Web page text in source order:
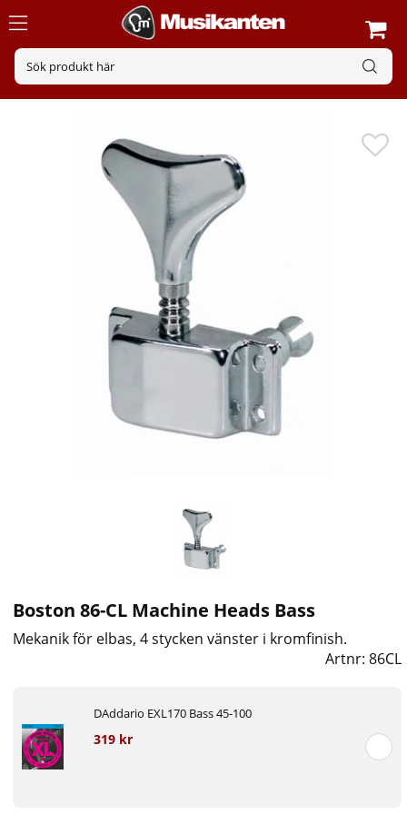
Boston 86-CL Machine Heads Bass
Mekanik för elbas, 4 stycken vänster i kromfinish.
Artnr:86CL
DAddario EXL170 Bass 45-100
319 kr